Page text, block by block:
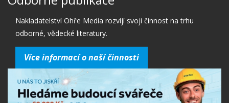
Nakladatelství Ohře Media rozvíjí svoji činnost na trhu
odborné, vědecké literatury.
Více informací o naší činnosti